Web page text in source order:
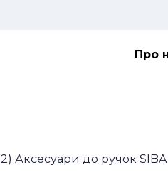
Про
2) Аксесуари до ручок SIBA